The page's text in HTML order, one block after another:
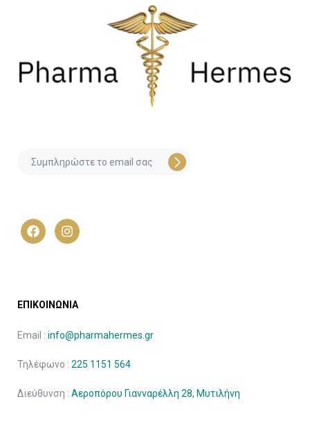
ΕΠΙΚΟΙΝΩΝΙΑ
Email : info@pharmahermes.gr
Τηλέφωνο : 225 1151 564
Διεύθυνση : Αεροπόρου Γιανναρέλλη 28, Μυτιλήνη